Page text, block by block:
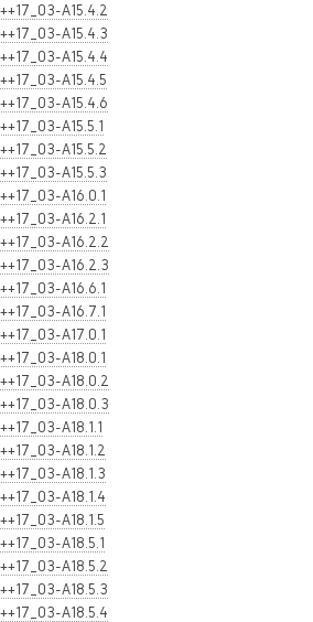
A15.4.2
A15.4.3
A15.4.4
A15.4.5
A15.4.6
A15.5.1
A15.5.2
A15.5.3
A16.0.1
A16.2.1
A16.2.2
A16.2.3
A16.6.1
A16.7.1
A17.0.1
A18.0.1
A18.0.2
A18.0.3
A18.1.1
A18.1.2
A18.1.3
A18.1.4
A18.1.5
A18.5.1
A18.5.2
A18.5.3
A18.5.4